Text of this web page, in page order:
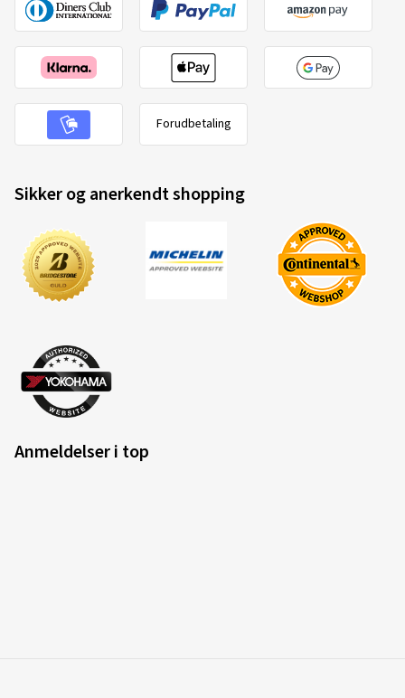
Forudbetaling
Sikker og anerkendt shopping
Anmeldelser i top